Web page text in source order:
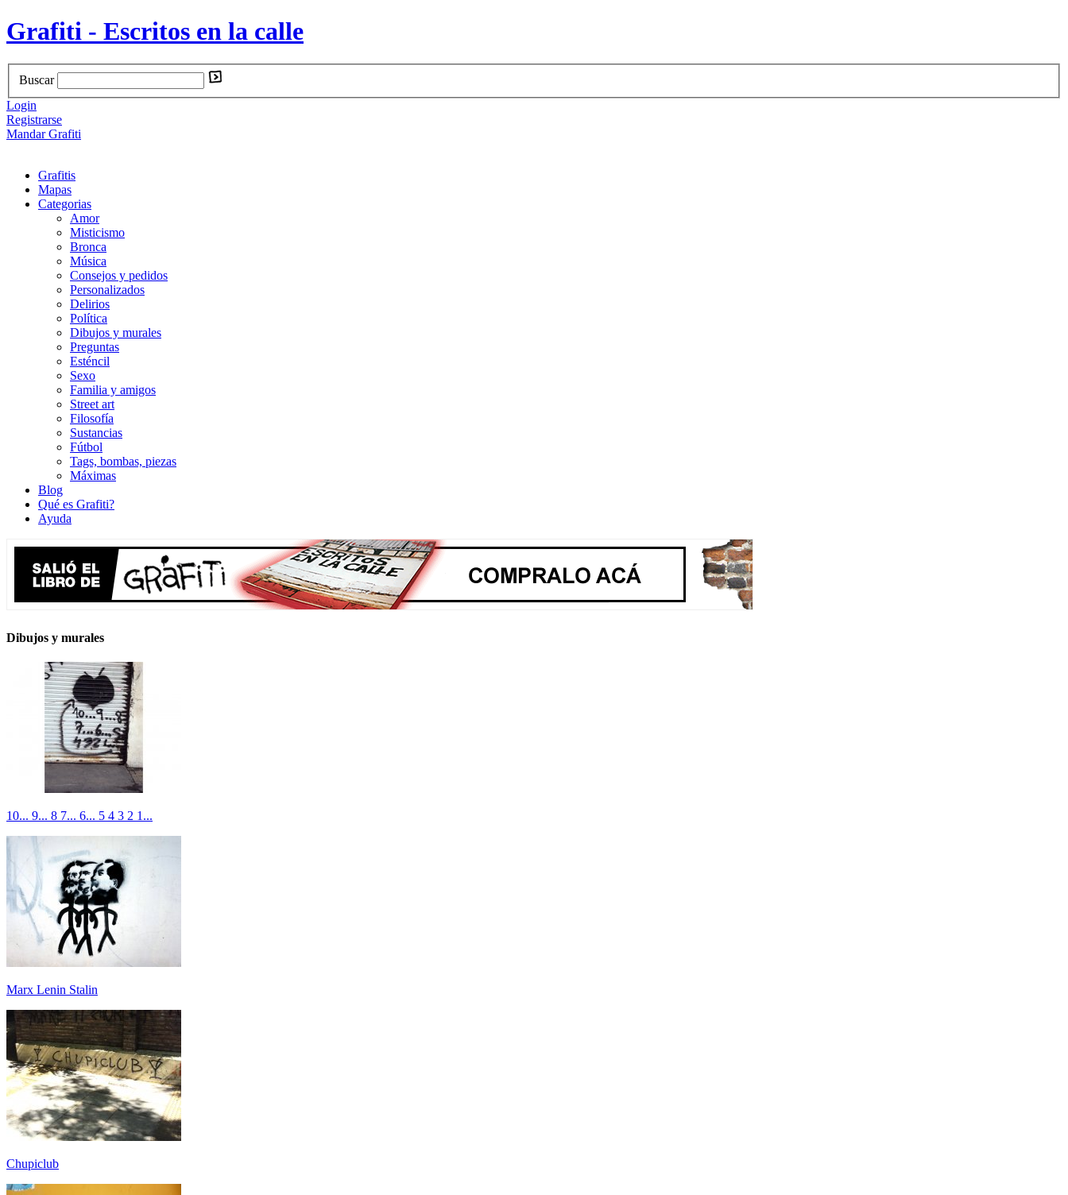
Grafiti - Escritos en la calle
Buscar
Login
Registrarse
Mandar Grafiti
Grafitis
Mapas
Categorias
Amor
Misticismo
Bronca
Música
Consejos y pedidos
Personalizados
Delirios
Política
Dibujos y murales
Preguntas
Esténcil
Sexo
Familia y amigos
Street art
Filosofía
Sustancias
Fútbol
Tags, bombas, piezas
Máximas
Blog
Qué es Grafiti?
Ayuda
Dibujos y murales
10... 9... 8 7... 6... 5 4 3 2 1...
Marx Lenin Stalin
Chupiclub